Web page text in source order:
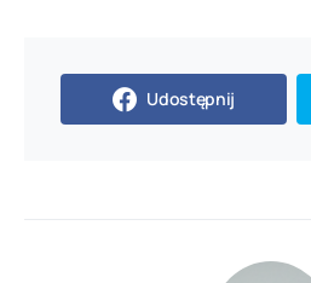
Udostępnij